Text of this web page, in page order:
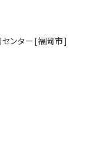
ンター[福岡市]